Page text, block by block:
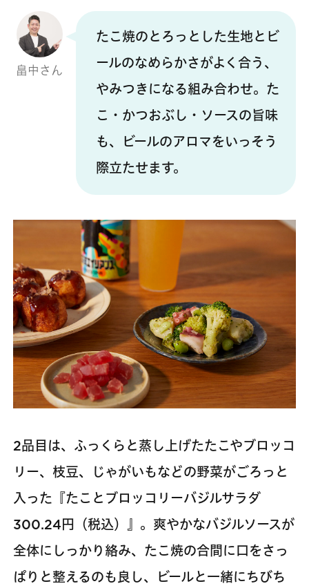
畠中さん
たこ焼のとろっとした生地とビ
ールのなめらかさがよく合う、
やみつきになる組み合わせ。た
こ・かつおぶし・ソースの旨味
も、ビールのアロマをいっそう
際立たせます。
2品目は、ふっくらと蒸し上げたたこやブロッコ
リー、枝豆、じゃがいもなどの野菜がごろっと
入った『たことブロッコリーバジルサラダ
300.24円（税込）』。爽やかなバジルソースが
全体にしっかり絡み、たこ焼の合間に口をさっ
ぱりと整えるのも良し、ビールと一緒にちびち